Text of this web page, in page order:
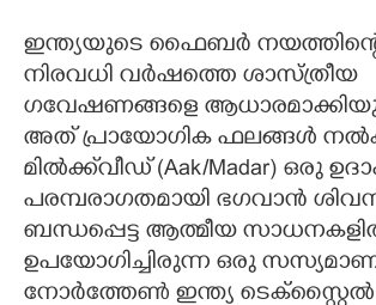
ഇന്ത്യയുടെ ഫൈബർ
നിരവധി വർഷത്തെ ശാസ്ത്രീയ
ഗവേഷണങ്ങളെ
അത് പ്രായോഗിക ഫലങ്ങൾ
മിൽക്ക്‌വീഡ് (Aak/Madar) ഒരു
പരമ്പരാഗതമായി ഭഗവാൻ
ബന്ധപ്പെട്ട ആത്മീയ
ഉപയോഗിച്ചിരുന്ന ഒരു
നോർത്തേൺ ഇന്ത്യ ടെക്സ്റ്റൈൽ